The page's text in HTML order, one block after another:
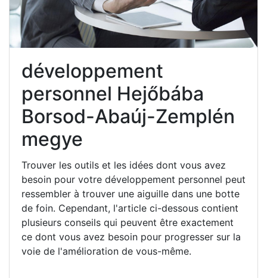
développement
personnel Hejőbába
Borsod-Abaúj-Zemplén
megye
Trouver les outils et les idées dont vous avez
besoin pour votre développement personnel peut
ressembler à trouver une aiguille dans une botte
de foin. Cependant, l'article ci-dessous contient
plusieurs conseils qui peuvent être exactement
ce dont vous avez besoin pour progresser sur la
voie de l'amélioration de vous-même.